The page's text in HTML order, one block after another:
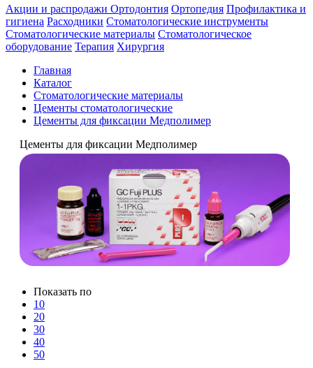
Акции и распродажи Ортодонтия Ортопедия Профилактика и
гигиена Расходники Стоматологические инструменты
Стоматологические материалы Стоматологическое
оборудование Терапия Хирургия
Главная
Каталог
Стоматологические материалы
Цементы стоматологические
Цементы для фиксации Медполимер
Цементы для фиксации Медполимер
Показать по
10
20
30
40
50